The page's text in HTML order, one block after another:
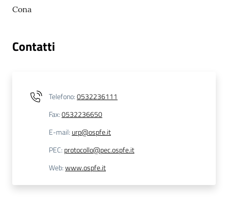
m
n
i
r
Cona
Contatti
Telefono:0532236111
Fax:0532236650
E-mail: urp@ospfe.it
PEC: protocollo@pec.ospfe.it
Web:www.ospfe.it